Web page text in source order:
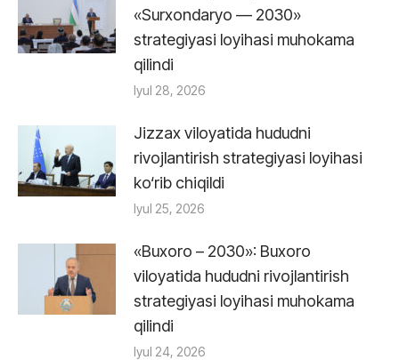
«Surxondaryo — 2030»
strategiyasi loyihasi muhokama
qilindi
Iyul 28, 2026
Jizzax viloyatida hududni
rivojlantirish strategiyasi loyihasi
ko‘rib chiqildi
Iyul 25, 2026
«Buxoro – 2030»: Buxoro
viloyatida hududni rivojlantirish
strategiyasi loyihasi muhokama
qilindi
Iyul 24, 2026